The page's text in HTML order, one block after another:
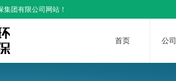
团有限公司网站！
首页 公